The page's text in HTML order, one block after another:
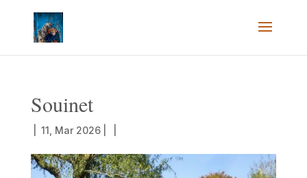
Souinet
11, Mar 2026